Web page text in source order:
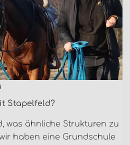
Stapelfeld?
was ähnliche Strukturen zu
haben eine Grundschule